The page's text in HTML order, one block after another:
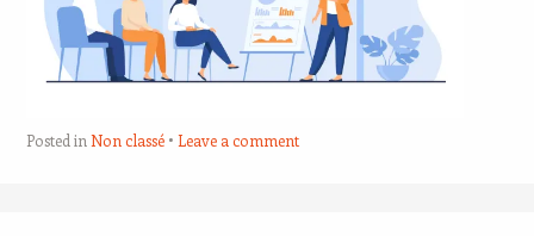
Posted in Non classé Leave a comment